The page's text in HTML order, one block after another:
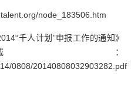
node_183506.htm
千人计划”申报工作的通知》
：
0808/20140808032903282.pdf